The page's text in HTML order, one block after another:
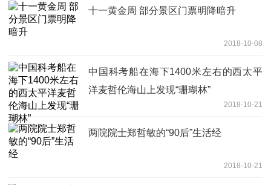
十一黄金周 部分景区门票明降暗升
2018-10-08
中国科考船在海下1400米左右的西太平
洋麦哲伦海山上发现“珊瑚林”
2018-10-21
两院院士郑哲敏的“90后”生活经
2018-10-21